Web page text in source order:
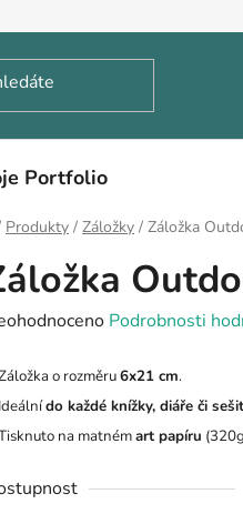
Portfolio
Produkty / Záložky / Záložka
Podrobnosti
o rozměru6x21 cm.
do každé knížky, diáře či
na matnémart papíru